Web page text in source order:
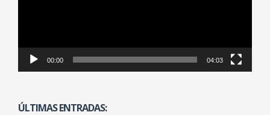
00:00 04:03
ÚLTIMAS ENTRADAS: